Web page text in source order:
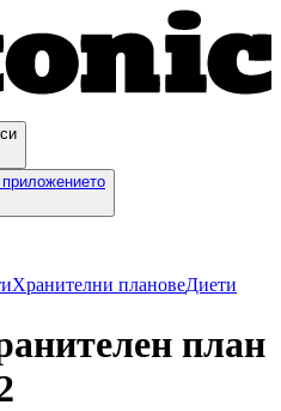
приложението
Хранителни плановеДиети
план